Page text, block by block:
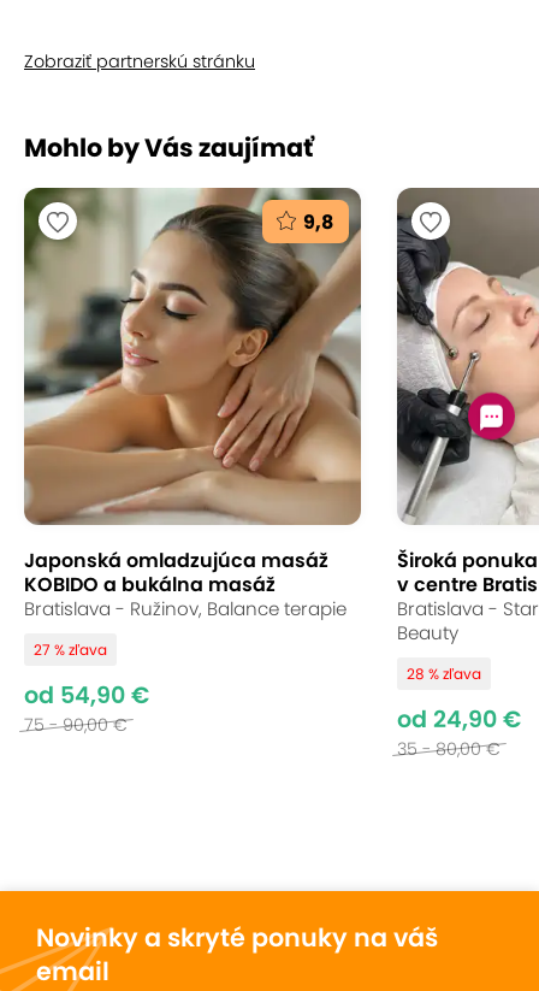
Zobraziť partnerskú stránku
Mohlo by Vás zaujímať
9,8
Japonská omladzujúca masáž
KOBIDO a bukálna masáž
Bratislava - Ružinov, Balance terapie
27 % zľava
od 54,90 €
75 - 90,00 €
Široká
v centre
Bratislava -
Beauty
28 % zľava
od 24,90 €
35 - 80,00 €
Novinky a skryté ponuky na váš
email